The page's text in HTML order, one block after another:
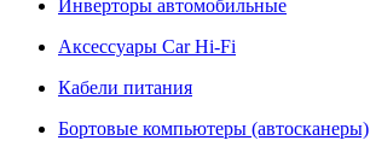
Инверторы автомобильные
Аксессуары Car Hi-Fi
Кабели питания
Бортовые компьютеры (автосканеры)